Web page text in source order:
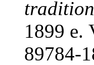
1899 e.
89784-